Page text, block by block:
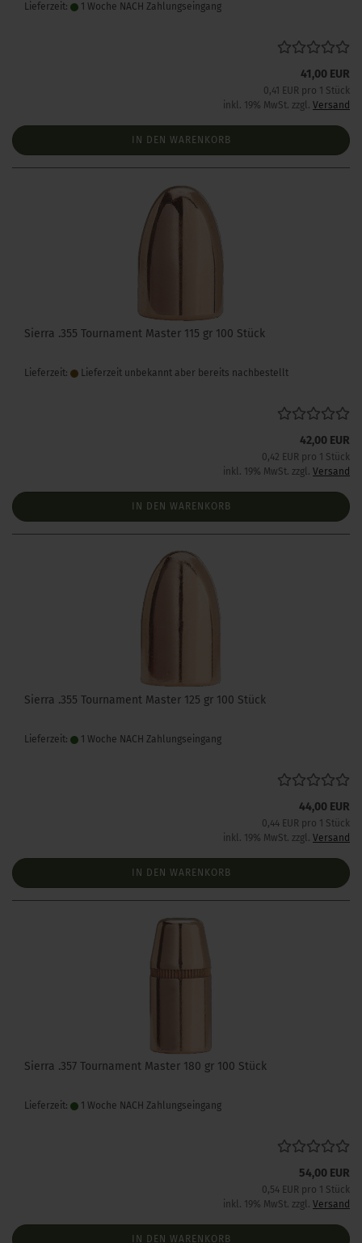
Lieferzeit: 1 Woche NACH Zahlungseingang
41,00 EUR
0,41 EUR pro 1 Stück
inkl. 19% MwSt. zzgl. Versand
IN DEN WARENKORB
Sierra .355 Tournament Master 115 gr 100 Stück
Lieferzeit: Lieferzeit unbekannt aber bereits nachbestellt
42,00 EUR
0,42 EUR pro 1 Stück
inkl. 19% MwSt. zzgl. Versand
IN DEN WARENKORB
Sierra .355 Tournament Master 125 gr 100 Stück
Lieferzeit: 1 Woche NACH Zahlungseingang
44,00 EUR
0,44 EUR pro 1 Stück
inkl. 19% MwSt. zzgl. Versand
IN DEN WARENKORB
Sierra .357 Tournament Master 180 gr 100 Stück
Lieferzeit: 1 Woche NACH Zahlungseingang
54,00 EUR
0,54 EUR pro 1 Stück
inkl. 19% MwSt. zzgl. Versand
IN DEN WARENKORB